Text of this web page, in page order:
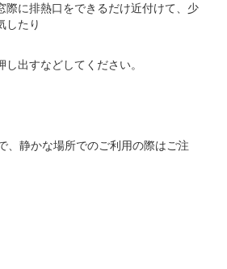
際に排熱口をできるだけ近付けて、少
したり
出すなどしてください。
、静かな場所でのご利用の際はご注